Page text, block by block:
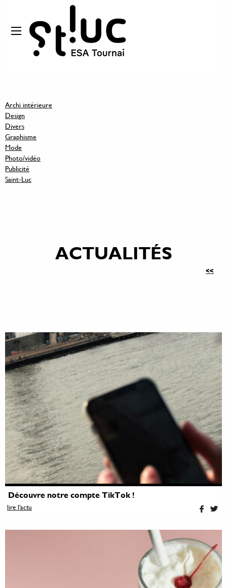
Archi intérieure
Design
Divers
Graphisme
Mode
Photo/vidéo
Publicité
Saint-Luc
ACTUALITÉS
<<
Découvre notre compte TikTok !
lire l'actu